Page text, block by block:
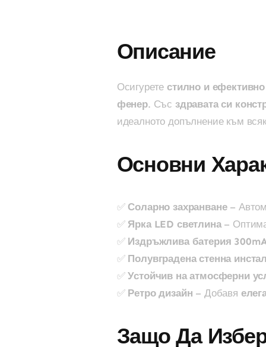
Описание
Осигурете стилно и
фенер. Със здравата си
идеалното допълнение към
Основни
✅ Соларно захранване–
✅Ярка LED светлина–
✅ Издръжлива батерия
✅ Полувградена стенна
✅Устойчив на атмосферни
✅ Ретро дизайн – Добавя
Защо Да